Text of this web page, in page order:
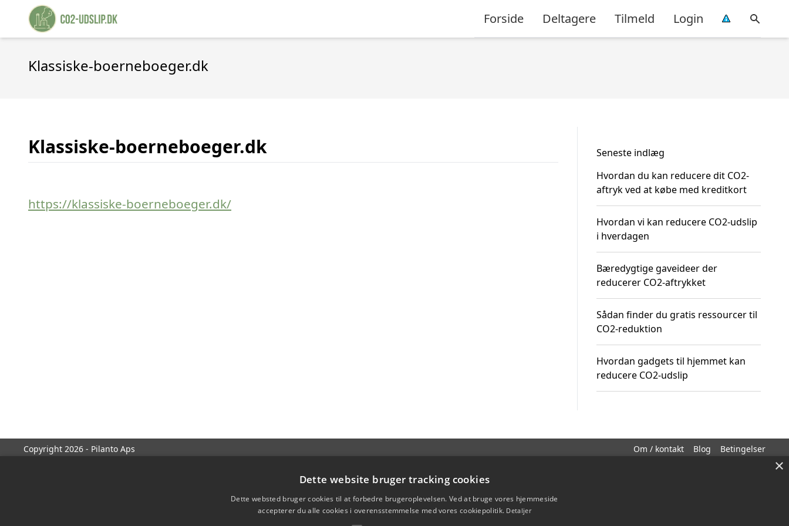
Forside Deltagere Tilmeld Login
Klassiske-boerneboeger.dk
Klassiske-boerneboeger.dk
https://klassiske-boerneboeger.dk/
Seneste indlæg
Hvordan du kan reducere dit CO2-
aftryk ved at købe med kreditkort
Hvordan vi kan reducere CO2-udslip
i hverdagen
Bæredygtige gaveideer der
reducerer CO2-aftrykket
Sådan finder du gratis ressourcer til
CO2-reduktion
Hvordan gadgets til hjemmet kan
reducere CO2-udslip
Copyright 2026 - Pilanto Aps Om / kontakt Blog Betingelser
×
Dette website bruger tracking cookies
Dette websted bruger cookies til at forbedre brugeroplevelsen. Ved at bruge vores hjemmeside
accepterer du alle cookies i overensstemmelse med vores cookiepolitik. Detaljer